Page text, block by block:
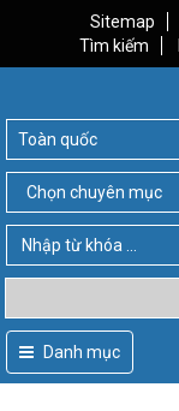
Sitemap
Tìm kiếm
Danh mục